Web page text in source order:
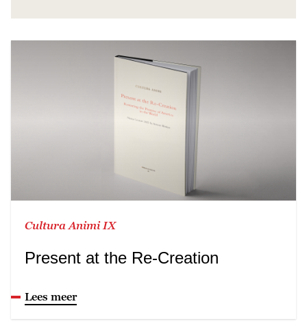
Cultura Animi IX
Present at the Re-Creation
Lees meer